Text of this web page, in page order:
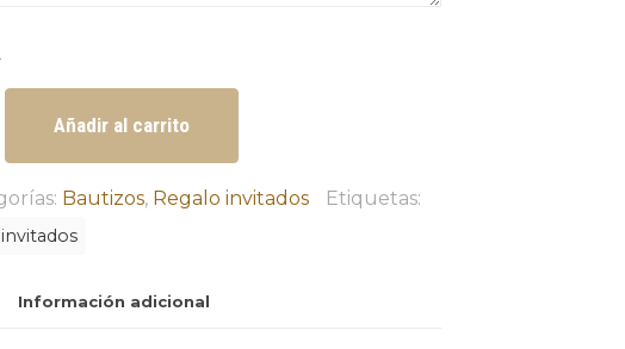
Añadir al carrito
Bautizos, Regalo invitados Etiquetas:
Información adicional